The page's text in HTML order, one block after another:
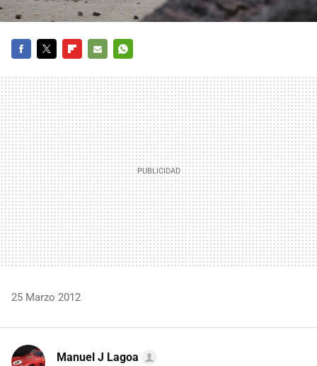
MAIL
25 Marzo 2012
Manuel J Lagoa